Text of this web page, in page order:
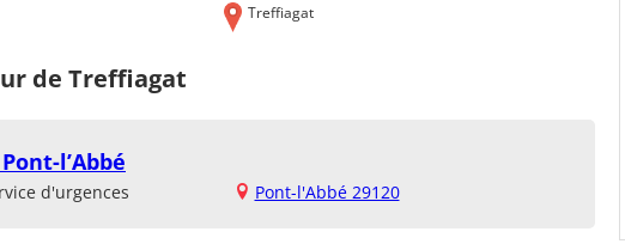
Treffiagat
de Treffiagat
l’Abbé
d'urgences Pont-l'Abbé 29120